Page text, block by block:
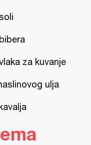
za kuvanje
ulja